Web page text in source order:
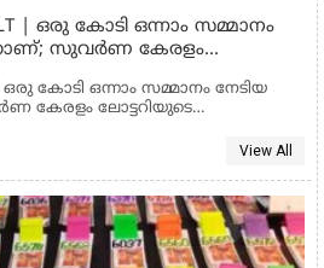
| ഒരു കോടി ഒന്നാം സമ്മാനം
സുവര്‍ണ കേരളം
| ഒരു കോടി ഒന്നാം സമ്മാനം നേടിയ
കേരളം ലോട്ടറിയുടെ
View All